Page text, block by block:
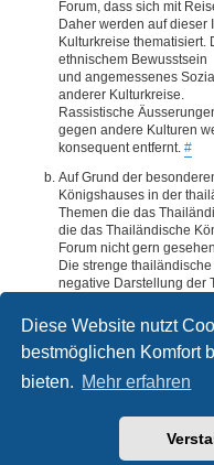
Diese Website nutzt
bestmöglichen Komfort
bieten. Mehr erfahren
Forum, dass sich mit
Daher werden auf dieser
Kulturkreise thematisiert.
ethnischem Bewusstsein
und angemessenes
anderer Kulturkreise.
Rassistische
gegen andere Kulturen
konsequent entfernt. #
Auf Grund der
Königshauses in der
Themen die das
die das Thailändische
Forum nicht gern
Die strenge
negative Darstellung der
deren Inhalte
erscheinen,
Powered byphpBB
Deutsche